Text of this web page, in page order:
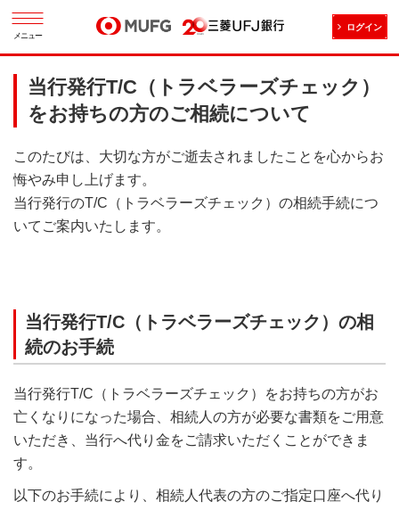
メニュー
ログイン
当行発行T/C（トラベラーズチェック）
をお持ちの方のご相続について
このたびは、大切な方がご逝去されましたことを心からお
悔やみ申し上げます。
当行発行のT/C（トラベラーズチェック）の相続手続につ
いてご案内いたします。
当行発行T/C（トラベラーズチェック）の相
続のお手続
当行発行T/C（トラベラーズチェック）をお持ちの方がお
亡くなりになった場合、相続人の方が必要な書類をご用意
いただき、当行へ代り金をご請求いただくことができま
す。
以下のお手続により、相続人代表の方のご指定口座へ代り